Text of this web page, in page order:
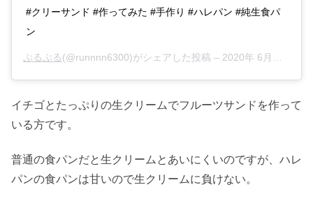
#クリーサンド #作ってみた #手作り #ハレパン #純生食パ
ン
ぷるぷる(@runnnn6300)がシェアした投稿 – 2020年 6月月18日午後11時17分PDT
イチゴとたっぷりの生クリームでフルーツサンドを作って
いる方です。
普通の食パンだと生クリームとあいにくいのですが、ハレ
パンの食パンは甘いので生クリームに負けない。